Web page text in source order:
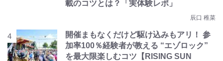
載のコツとは？「実体験レポ」
辰口 稚菜
開催まもなくだけど駆け込みもアリ！ 参
加率100％経験者が教える “エゾロック”
を最大限楽しむコツ【RISING SUN